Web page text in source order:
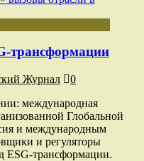
трансформации
Журнал
0
международная
Глобальной
и международным
и регуляторы
ESG-трансформации.